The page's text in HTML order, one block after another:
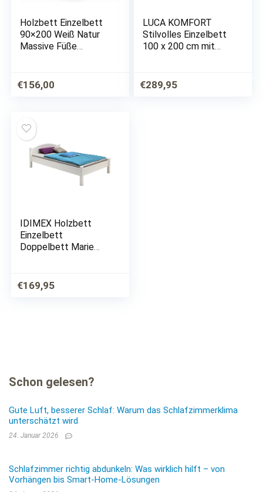
Holzbett Einzelbett
90×200 Weiß Natur
Massive Füße
Lattenrost/Rollrost
€156,00
LUCA KOMFORT
Stilvolles Einzelbett
100 x 200 cm mit
Landhausstil
Schlafzimmer-Bett in
€289,95
IDIMEX Holzbett
Einzelbett
Doppelbett Marie
Weiss lackiert
€169,95
Schon gelesen?
Gute Luft, besserer Schlaf: Warum das Schlafzimmerklima
unterschätzt wird
24. Januar 2026
Schlafzimmer richtig abdunkeln: Was wirklich hilft – von
Vorhängen bis Smart-Home-Lösungen